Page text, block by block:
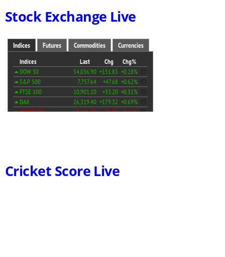
Stock Exchange Live
Cricket Score Live